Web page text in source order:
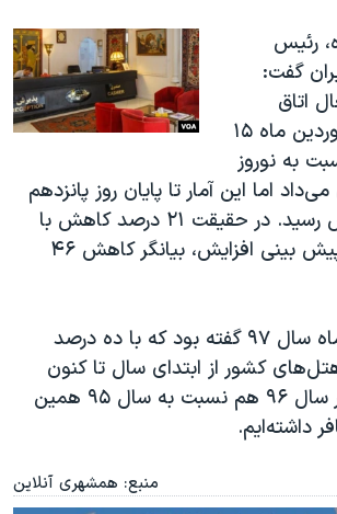
رئیس
گفت:
اتاق
هتل‌ها تا دهم فروردین ماه ۱۵
به نوروز
اما این آمار تا پایان روز پانزدهم
به ۲۱ درصد کاهش رسید. در حقیقت ۲۱ درصد کاهش با
لحاظ ۲۵ در صد پیش بینی افزایش، بیانگر کاهش ۴۶
حمزه زاده در آذر ماه سال ۹۷ گفته بود که با ده درصد
کشور از ابتدای سال تا کنون
مواجه بوده‌ایم. در سال ۹۶ هم نسبت به سال ۹۵ همین
داشته‌ایم.
منبع: همشهری آنلاین